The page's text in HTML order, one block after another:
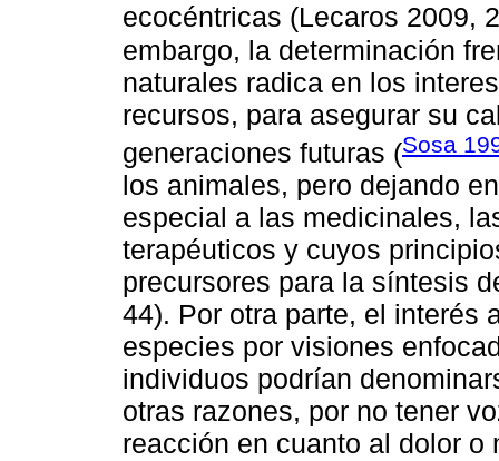
ecocéntricas (Lecaros 2009,
embargo, la determinación
naturales radica en los
recursos, para asegurar su
generaciones futuras (Sosa
los animales, pero dejando
especial a las medicinales,
terapéuticos y cuyos
precursores para la síntesis
44). Por otra parte, el interés
especies por visiones
individuos podrían
otras razones, por no tener
reacción en cuanto al dolor